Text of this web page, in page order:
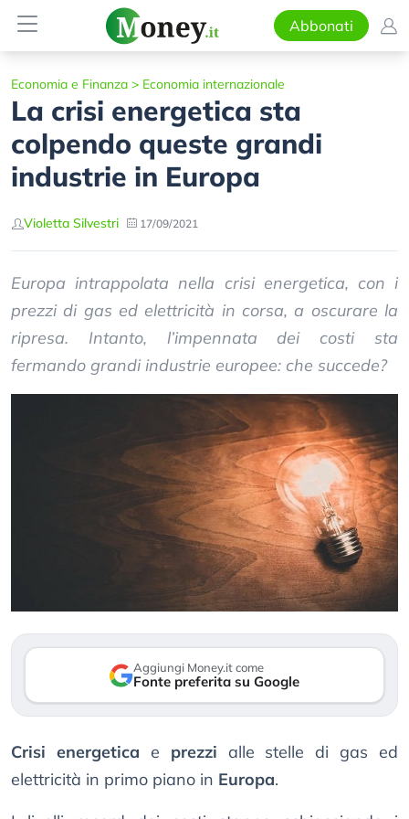
Abbonati
Economia e Finanza > Economia internazionale
La crisi energetica sta
colpendo queste grandi
industrie in Europa
Violetta Silvestri 17/09/2021
Europa intrappolata nella crisi energetica, con i
prezzi di gas ed elettricità in corsa, a oscurare la
ripresa. Intanto, l’impennata dei costi sta
fermando grandi industrie europee: che succede?
Aggiungi Money.it come
Fonte preferita su Google
Crisi energetica e prezzi alle stelle di gas ed
elettricità in primo piano in Europa.